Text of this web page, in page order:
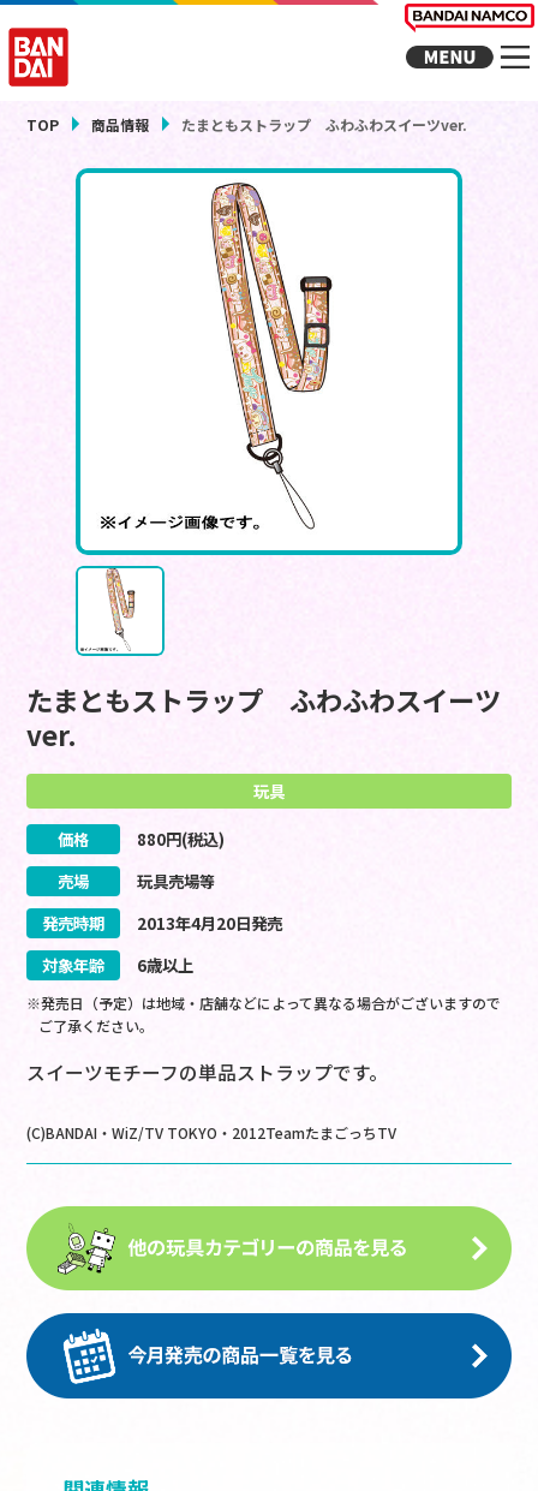
TOP 商品情報 たまともストラップ ふわふわスイーツver.
たまともストラップ ふわふわスイーツ
ver.
玩具
価格 880円(税込)
売場
玩具売場等
発売時期
2013年4月20日発売
対象年齢
6歳以上
※発売日（予定）は地域・店舗などによって異なる場合がございますので
ご了承ください。
スイーツモチーフの単品ストラップです。
(C)BANDAI・WiZ/TV TOKYO・2012TeamたまごっちTV